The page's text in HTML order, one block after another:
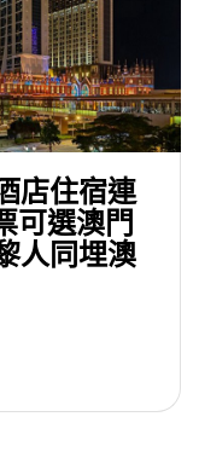
店住宿連
可選澳門
人同埋澳